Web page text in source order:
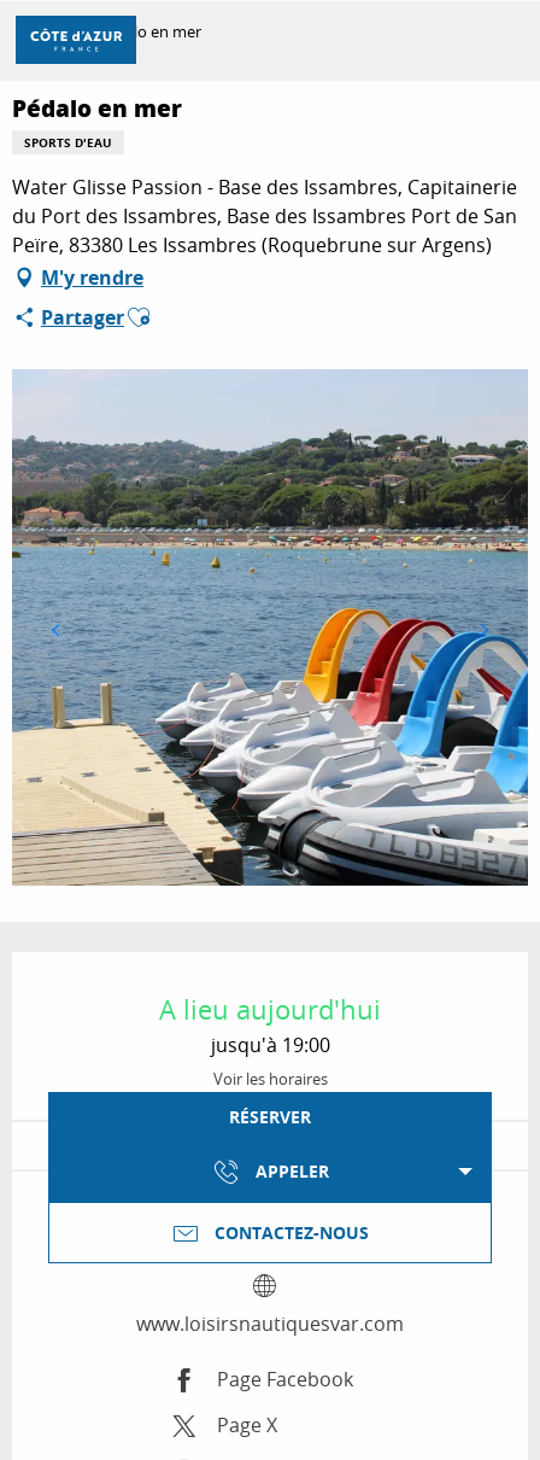
Aller
contenu
principal
DÉCOUVRIR
À FAIRE
SÉJOURNER
Accueil Pédalo en mer
Pédalo en mer
SPORTS D'EAU
Water Glisse Passion - Base des Issambres, Capitainerie
du Port des Issambres, Base des Issambres Port de San
Peïre, 83380 Les Issambres (Roquebrune sur Argens)
M'y rendre
PartagerAjouter aux favoris
A lieu aujourd'hui
jusqu'à 19:00
Voir les horaires
RÉSERVER
APPELER
CONTACTEZ-NOUS
www.loisirsnautiquesvar.com
Page Facebook
Page X